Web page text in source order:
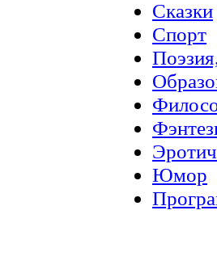
Сказки
Спорт
Юмор